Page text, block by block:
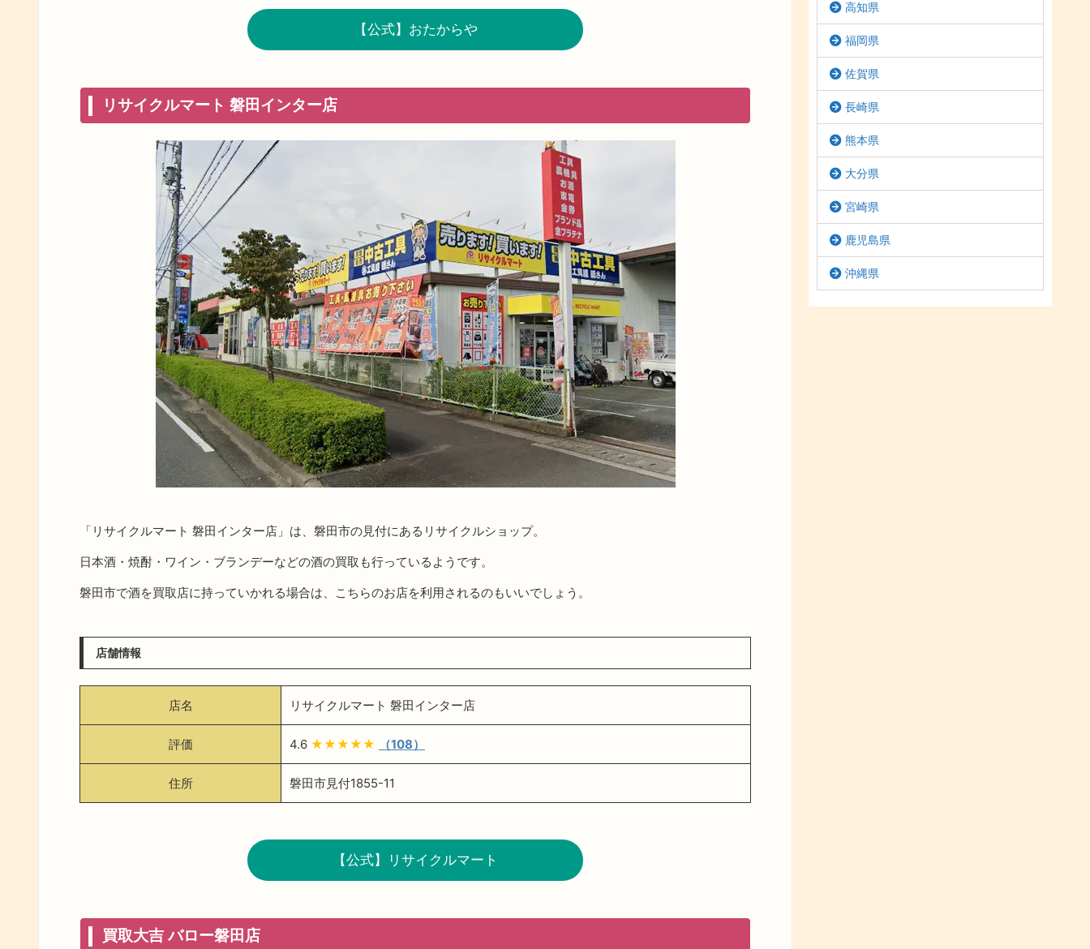
【公式】おたからや
リサイクルマート 磐田インター店
「リサイクルマート 磐田インター店」は、磐田市の見付にあるリサイクルショップ。
日本酒・焼酎・ワイン・ブランデーなどの酒の買取も行っているようです。
磐田市で酒を買取店に持っていかれる場合は、こちらのお店を利用されるのもいいでしょう。
店舗情報
店名 リサイクルマート 磐田インター店
評価 4.6 ★★★★★ （108）
住所 磐田市見付1855-11
【公式】リサイクルマート
買取大吉 バロー磐田店
高知県
福岡県
佐賀県
長崎県
熊本県
大分県
宮崎県
鹿児島県
沖縄県